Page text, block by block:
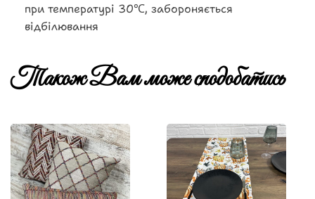
при температурі 30℃, забороняється
відбілювання
Також Вам може сподобатись